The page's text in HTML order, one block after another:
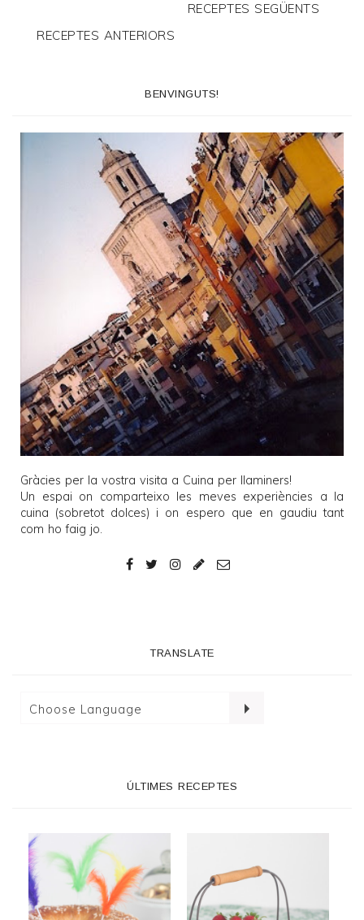
RECEPTES SEGÜENTS
RECEPTES ANTERIORS
BENVINGUTS!
Gràcies per la vostra visita a Cuina per llaminers!
Un espai on comparteixo les meves experiències a la
cuina (sobretot dolces) i on espero que en gaudiu tant
com ho faig jo.
TRANSLATE
ÚLTIMES RECEPTES